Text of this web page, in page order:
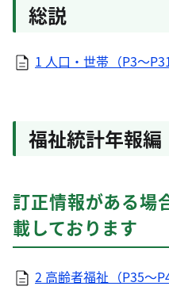
総説
1 人口・世帯（P3～
福祉統計年報編
訂正情報がある場
載しております
2 高齢者福祉（P35～